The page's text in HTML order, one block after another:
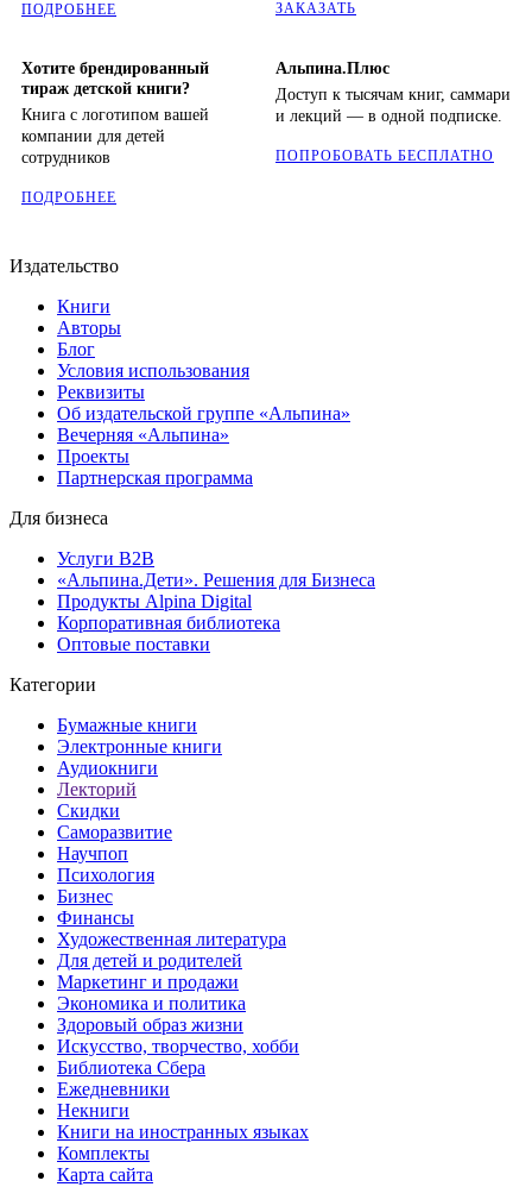
ПОДРОБНЕЕ ЗАКАЗАТЬ
Хотите брендированный
тираж детской книги?
Книга с логотипом вашей
компании для детей
сотрудников
ПОДРОБНЕЕ
Альпина.Плюс
Доступ к тысячам книг, саммари
и лекций — в одной подписке.
ПОПРОБОВАТЬ БЕСПЛАТНО
Издательство
Книги
Авторы
Блог
Условия использования
Реквизиты
Об издательской группе «Альпина»
Вечерняя «Альпина»
Проекты
Партнерская программа
Для бизнеса
Услуги B2B
«Альпина.Дети». Решения для Бизнеса
Продукты Alpina Digital
Корпоративная библиотека
Оптовые поставки
Категории
Бумажные книги
Электронные книги
Аудиокниги
Лекторий
Скидки
Саморазвитие
Научпоп
Психология
Бизнес
Финансы
Художественная литература
Для детей и родителей
Маркетинг и продажи
Экономика и политика
Здоровый образ жизни
Искусство, творчество, хобби
Библиотека Сбера
Ежедневники
Некниги
Книги на иностранных языках
Комплекты
Карта сайта